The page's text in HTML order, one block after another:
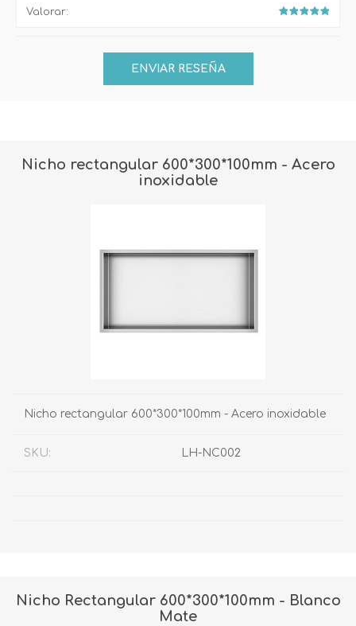
Valorar:
Nicho rectangular 600*300*100mm - Acero
inoxidable
Nicho rectangular 600*300*100mm - Acero inoxidable
SKU: LH-NC002
Nicho Rectangular 600*300*100mm - Blanco
Mate